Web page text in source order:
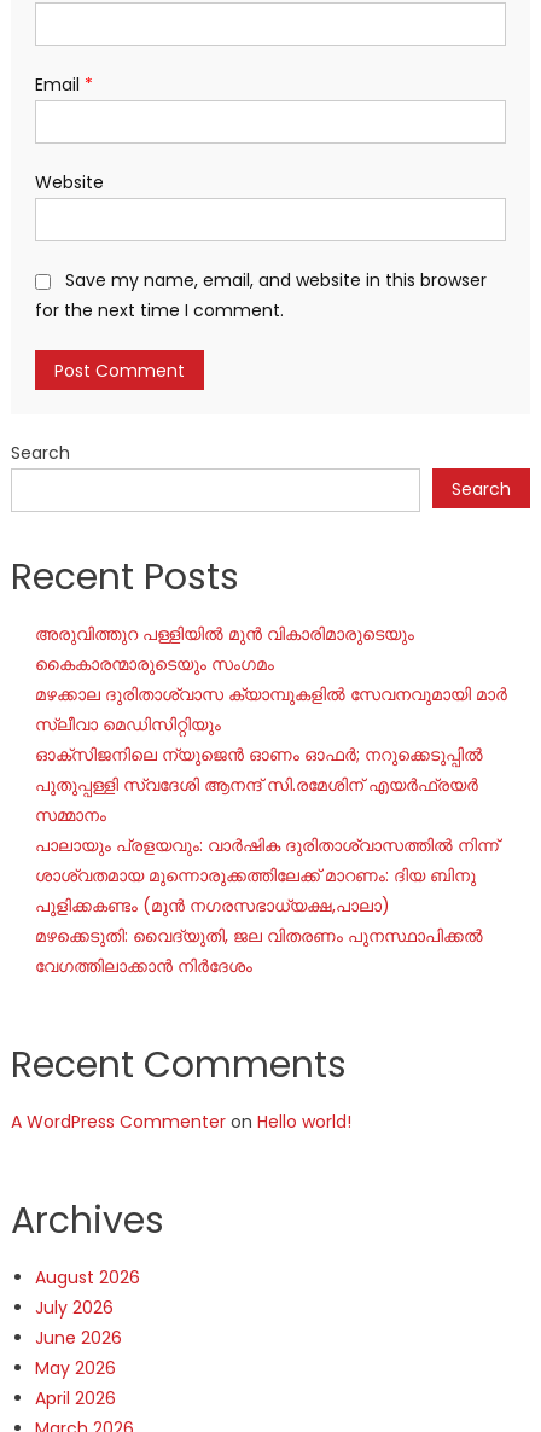
Email *
Website
Save my name, email, and website in this browser
for the next time I comment.
Search
Search
Recent Posts
അരുവിത്തുറ പള്ളിയിൽ മുൻ വികാരിമാരുടെയും
കൈകാരന്മാരുടെയും സംഗമം
മഴക്കാല ദുരിതാശ്വാസ ക്യാമ്പുകളിൽ സേവനവുമായി മാർ
സ്ലീവാ മെഡിസിറ്റിയും
ഓക്‌സിജനിലെ ന്യുജെന്‍ ഓണം ഓഫര്‍; നറുക്കെടുപ്പില്‍
പുതുപ്പള്ളി സ്വദേശി ആനന്ദ് സി.രമേശിന് എയര്‍ഫ്രയര്‍
സമ്മാനം
പാലായും പ്രളയവും: വാർഷിക ദുരിതാശ്വാസത്തിൽ നിന്ന്
ശാശ്വതമായ മുന്നൊരുക്കത്തിലേക്ക് മാറണം: ദിയ ബിനു
പുളിക്കകണ്ടം (മുൻ നഗരസഭാധ്യക്ഷ,പാലാ)
മഴക്കെടുതി: വൈദ്യുതി, ജല വിതരണം പുനസ്ഥാപിക്കൽ
വേഗത്തിലാക്കാൻ നിർദേശം
Recent Comments
A WordPress Commenteron Hello world!
Archives
August 2026
July 2026
June 2026
May 2026
April 2026